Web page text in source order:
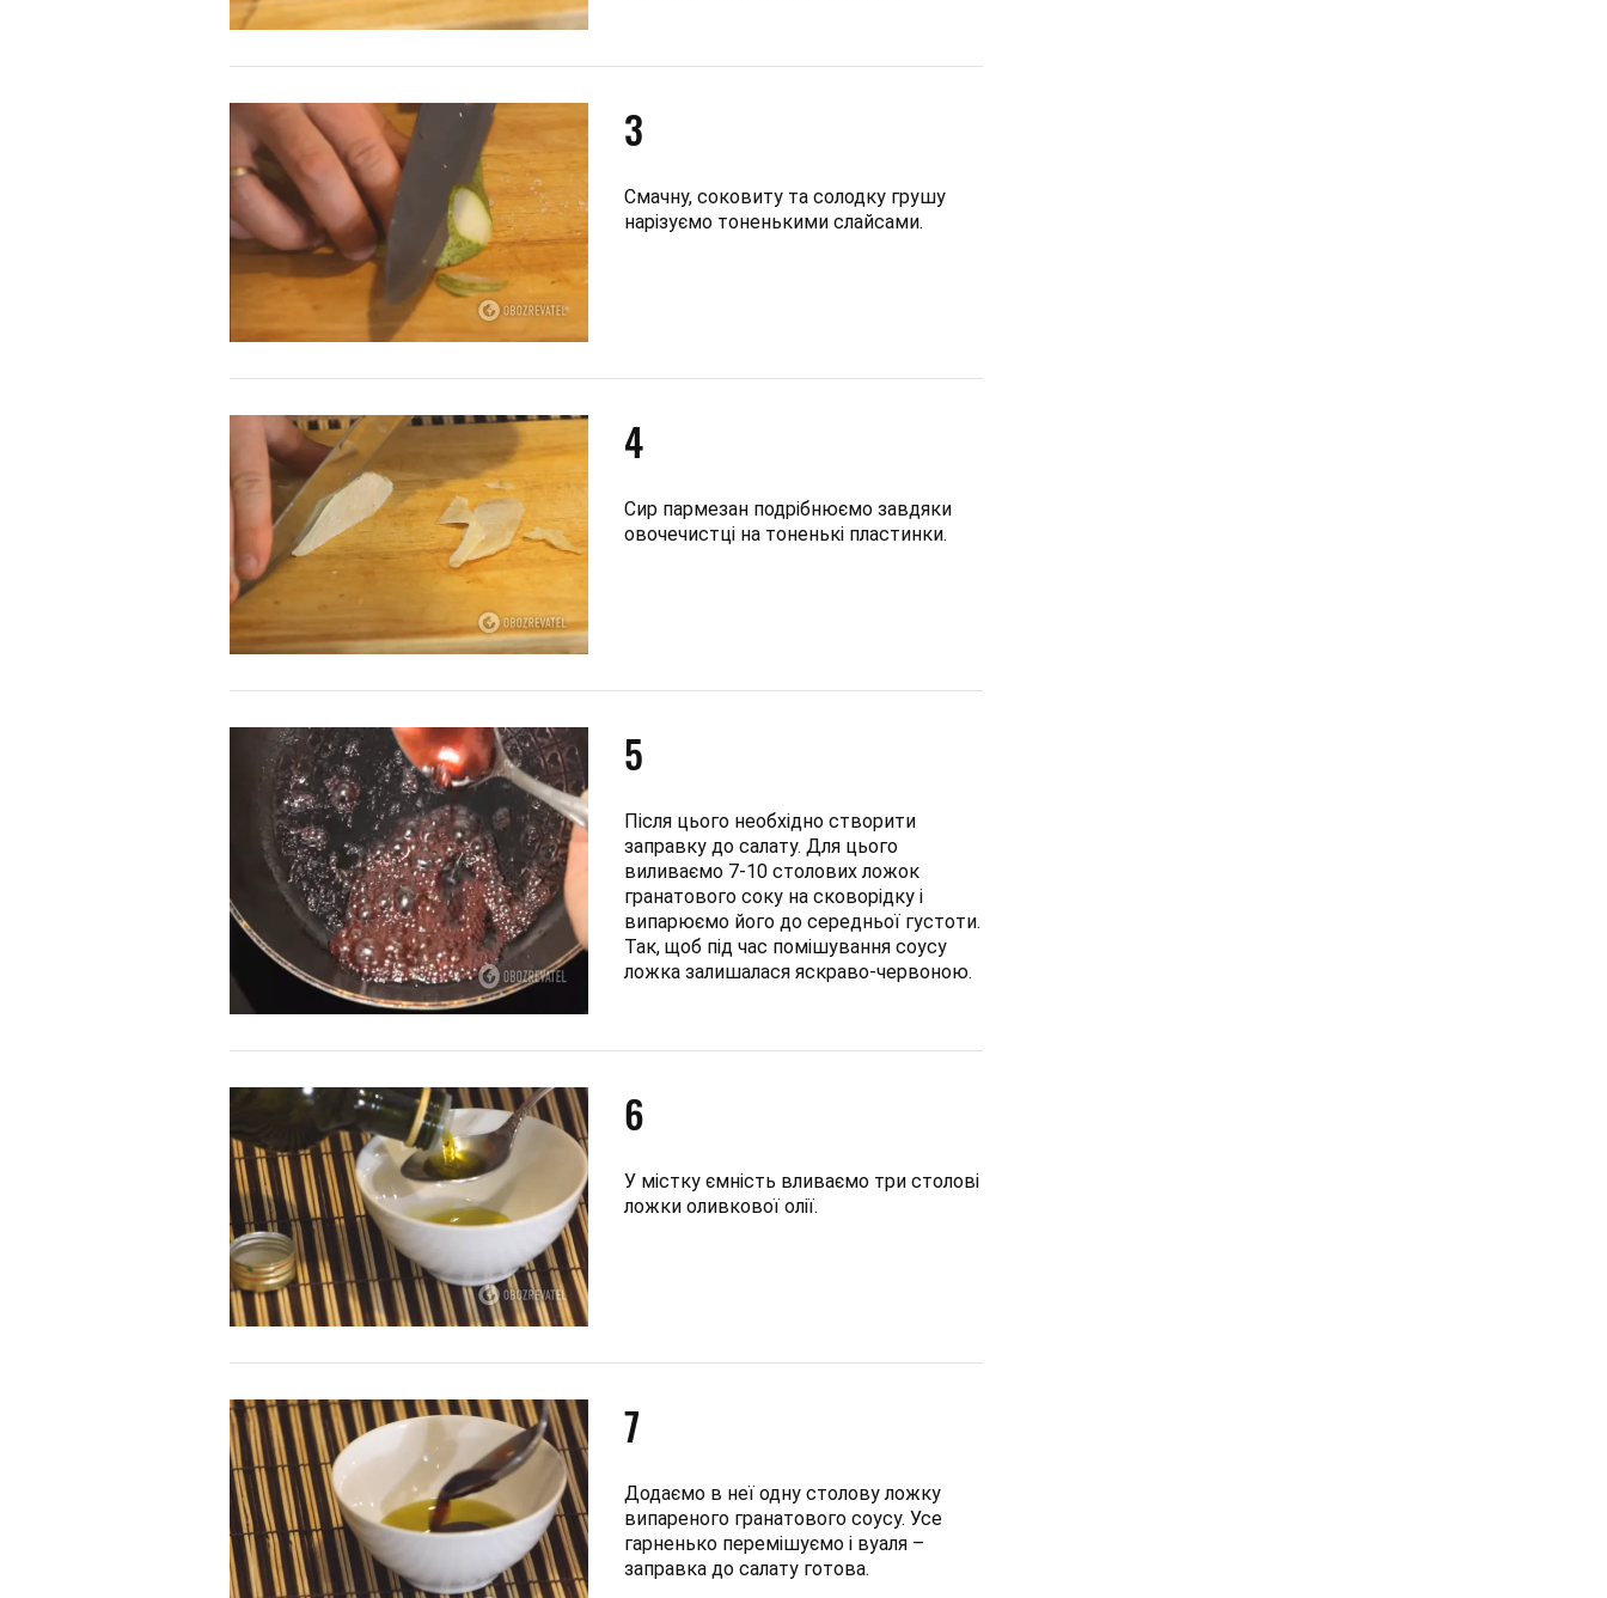
3
Смачну, соковиту та солодку грушу
нарізуємо тоненькими слайсами.
4
Сир пармезан подрібнюємо завдяки
овочечистці на тоненькі пластинки.
5
Після цього необхідно створити
заправку до салату. Для цього
виливаємо 7-10 столових ложок
гранатового соку на сковорідку і
випарюємо його до середньої густоти.
Так, щоб під час помішування соусу
ложка залишалася яскраво-червоною.
6
У містку ємність вливаємо три столові
ложки оливкової олії.
7
Додаємо в неї одну столову ложку
випареного гранатового соусу. Усе
гарненько перемішуємо і вуаля –
заправка до салату готова.